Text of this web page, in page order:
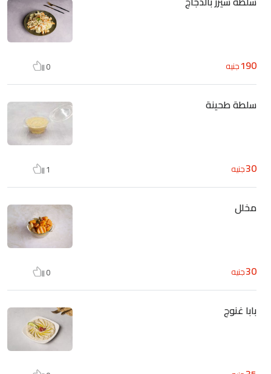
190جنيه 0
سلطة طحينة
30جنيه 1
مخلل
30جنيه 0
بابا غنوج